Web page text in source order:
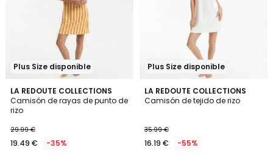
Plus Size disponible
LA REDOUTE COLLECTIONS
Camisón de rayas de punto de
rizo
29.99 €
19.49 € -35%
Plus Size disponible
LA REDOUTE COLLECTIONS
Camisón de tejido de rizo
35.99 €
16.19 € -55%
5
/
2
Colores